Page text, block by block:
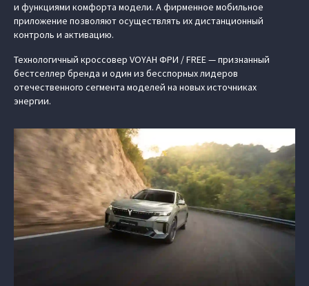
и функциями комфорта модели. А фирменное мобильное
приложение позволяют осуществлять их дистанционный
контроль и активацию.
Технологичный кроссовер VOYAH ФРИ / FREE — признанный
бестселлер бренда и один из бесспорных лидеров
отечественного сегмента моделей на новых источниках
энергии.